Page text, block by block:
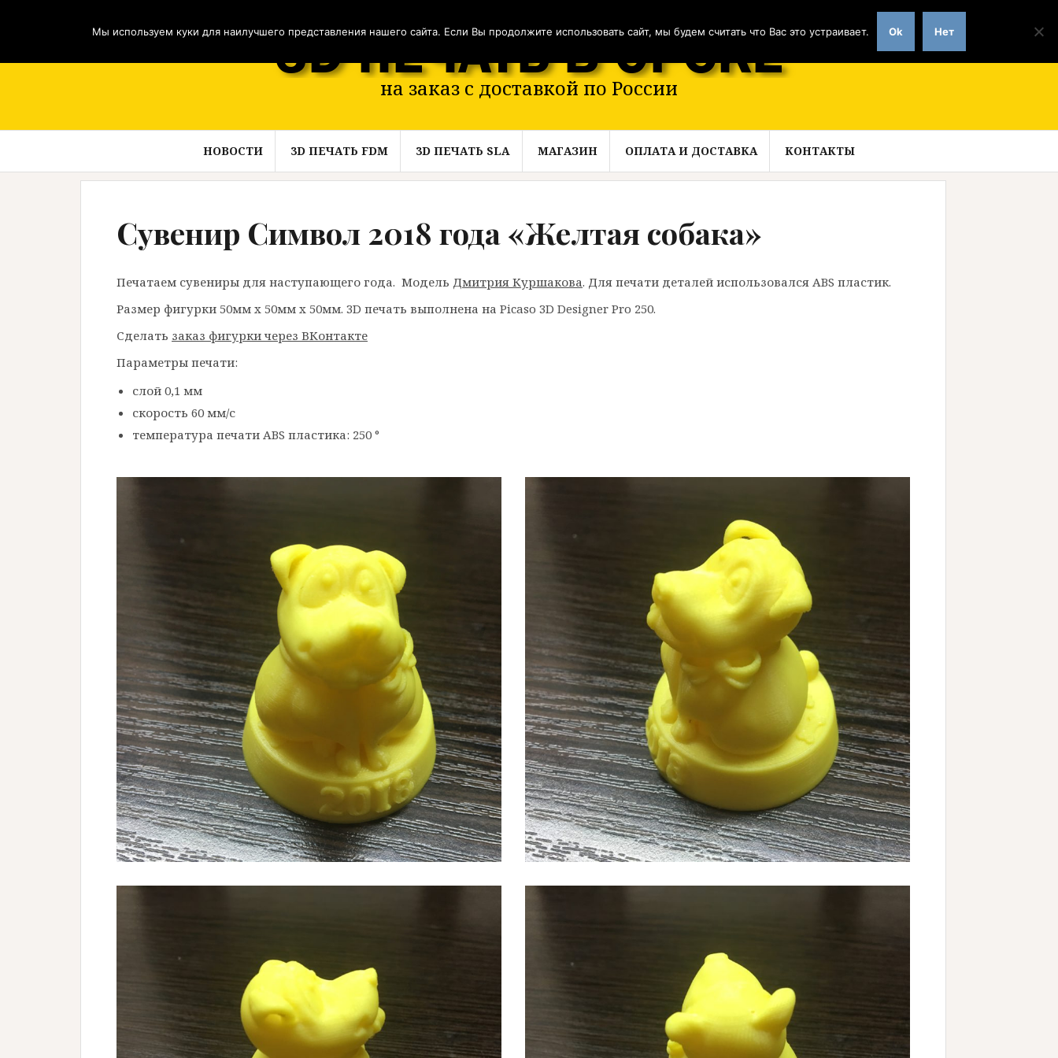
на заказ с доставкой по России
НОВОСТИ 3D ПЕЧАТЬ FDM 3D ПЕЧАТЬ SLA МАГАЗИН ОПЛАТА И ДОСТАВКА КОНТАКТЫ
Сувенир Символ 2018 года «Желтая собака»
Печатаем сувениры для наступающего года. Модель Дмитрия Куршакова. Для печати деталей использовался ABS пластик.
Размер фигурки 50мм х 50мм х 50мм. 3D печать выполнена на Picaso 3D Designer Pro 250.
Сделать заказ фигурки через ВКонтакте
Параметры печати:
слой 0,1 мм
скорость 60 мм/с
температура печати ABS пластика: 250 °
Мы используем куки для наилучшего представления нашего сайта. Если Вы продолжите использовать сайт, мы будем считать что Вас это устраивает. Ok Нет